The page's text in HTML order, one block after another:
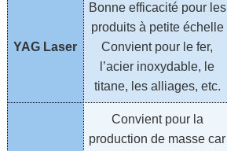
YAG Laser
Bonne efficacité pour les
produits à petite échelle
Convient pour le fer,
l’acier inoxydable, le
titane, les alliages, etc.
Convient pour la
production de masse car